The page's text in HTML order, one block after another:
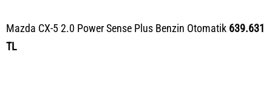
Mazda CX-5 2.0 Power Sense Plus Benzin Otomatik 639.631
TL